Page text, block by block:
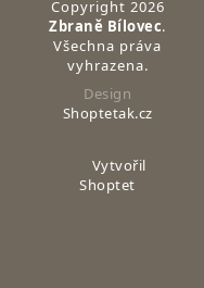
Copyright 2026
Zbraně Bílovec.
Všechna práva
vyhrazena.
Design
Shoptetak.cz
Vytvořil
Shoptet